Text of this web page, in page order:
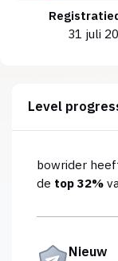
31 juli
Level
bowrider
de top 32%
Nieuw